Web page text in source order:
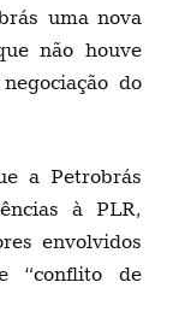
uma nova
não houve
do
a Petrobrás
à PLR,
envolvidos
“conflito de